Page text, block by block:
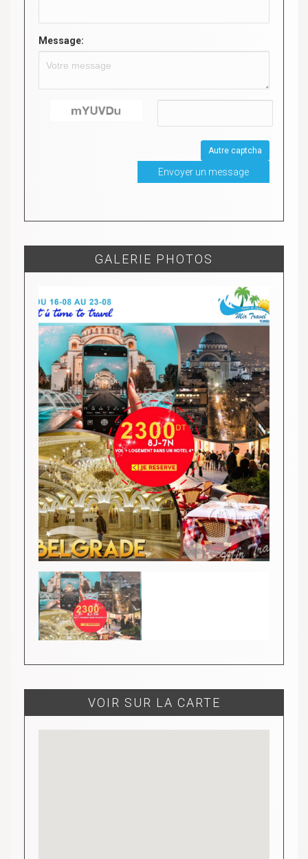
Message:
Autre captcha
GALERIE PHOTOS
VOIR SUR LA CARTE